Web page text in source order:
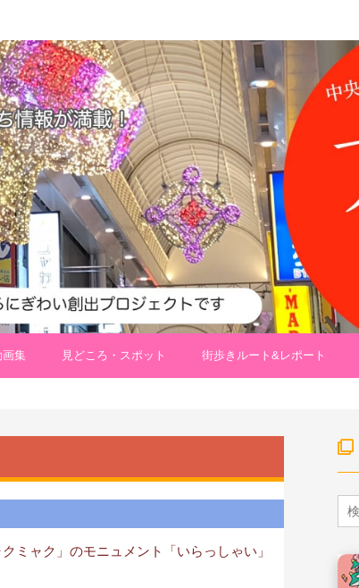
画集 見どころ・スポット 街歩きルート&レポート
ミャク」のモニュメント「いらっしゃい」